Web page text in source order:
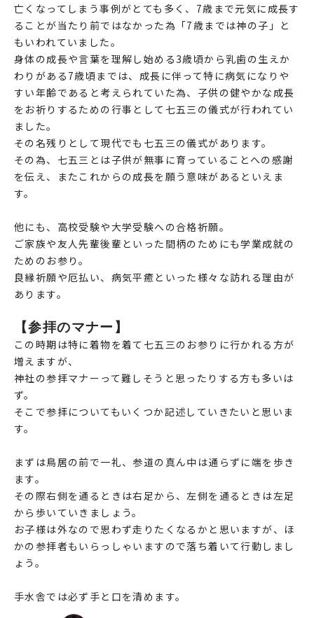
亡くなってしまう事例がとても多く、7歳まで元気に成長す
ることが当たり前ではなかった為「7歳までは神の子」と
もいわれていました。
身体の成長や言葉を理解し始める3歳頃から乳歯の生えか
わりがある7歳頃までは、成長に伴って特に病気になりや
すい年齢であると考えられていた為、子供の健やかな成長
をお祈りするための行事として七五三の儀式が行われてい
ました。
その名残りとして現代でも七五三の儀式があります。
その為、七五三とは子供が無事に育っていることへの感謝
を伝え、またこれからの成長を願う意味があるといえま
す。
他にも、高校受験や大学受験への合格祈願。
ご家族や友人先輩後輩といった間柄のためにも学業成就の
ためのお参り。
良縁祈願や厄払い、病気平癒といった様々な訪れる理由が
あります。
【参拝のマナー】
この時期は特に着物を着て七五三のお参りに行かれる方が
増えますが、
神社の参拝マナーって難しそうと思ったりする方も多いは
ず。
そこで参拝についてもいくつか記述していきたいと思いま
す。
まずは鳥居の前で一礼、参道の真ん中は通らずに端を歩き
ます。
その際右側を通るときは右足から、左側を通るときは左足
から歩いていきましょう。
お子様は外なので思わず走りたくなるかと思いますが、ほ
かの参拝者もいらっしゃいますので落ち着いて行動しまし
ょう。
手水舎では必ず手と口を清めます。